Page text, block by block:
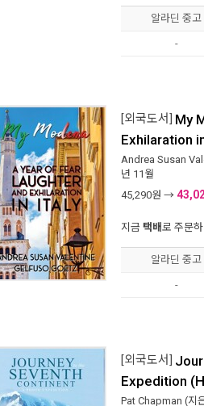
알라딘 중고
-
[외국도서] My
Exhilaration
Andrea Susan
년 11월
45,290원 →
지금 택배로 주문
알라딘 중고
-
[외국도서]
Expedition
Pat Chapman (지